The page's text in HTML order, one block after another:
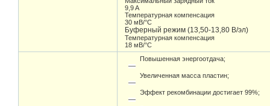
9,9 A
Температурная компенсация
30 мВ/°С
Буферный режим (13,50-13,80 В/эл)
Температурная компенсация
18 мВ/°С
Повышенная энергоотдача;
Увеличенная масса пластин;
Эффект рекомбинации достигает 99%;